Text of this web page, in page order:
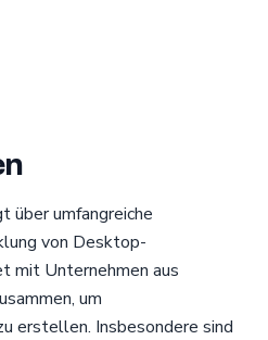
über umfangreiche
von Desktop-
mit Unternehmen aus
um
erstellen. Insbesondere sind